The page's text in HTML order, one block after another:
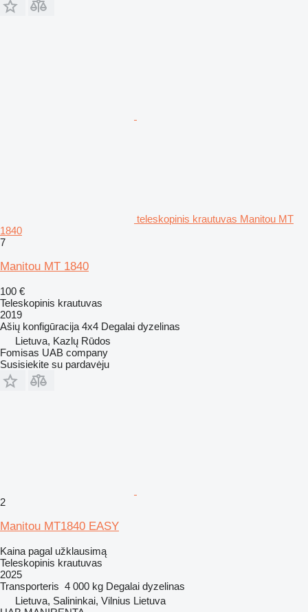
teleskopinis krautuvas Manitou MT
1840
7
Manitou MT 1840
100 €
Teleskopinis krautuvas
2019
Ašių konfigūracija 4x4 Degalai dyzelinas
Lietuva, Kazlų Rūdos
Fomisas UAB company
Susisiekite su pardavėju
2
Manitou MT1840 EASY
Kaina pagal užklausimą
Teleskopinis krautuvas
2025
Transporteris 4 000 kg Degalai dyzelinas
Lietuva, Salininkai, Vilnius Lietuva